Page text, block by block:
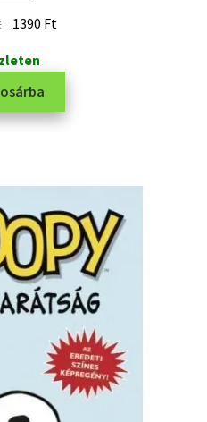
1390 Ft